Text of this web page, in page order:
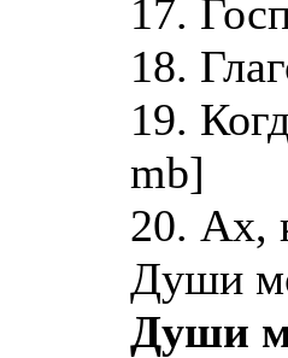
17.
18.
19.
mb]
20. Ах,
Души
Души